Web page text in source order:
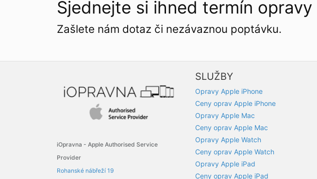
Sjednejte si ihned termín opravy
Zašlete nám dotaz či nezávaznou poptávku.
iOpravna - Apple Authorised Service
Provider
Rohanské nábřeží 19
SLUŽBY
Opravy Apple iPhone
Ceny oprav Apple iPhone
Opravy Apple Mac
Ceny oprav Apple Mac
Opravy Apple Watch
Ceny oprav Apple Watch
Opravy Apple iPad
Ceny oprav Apple iPad